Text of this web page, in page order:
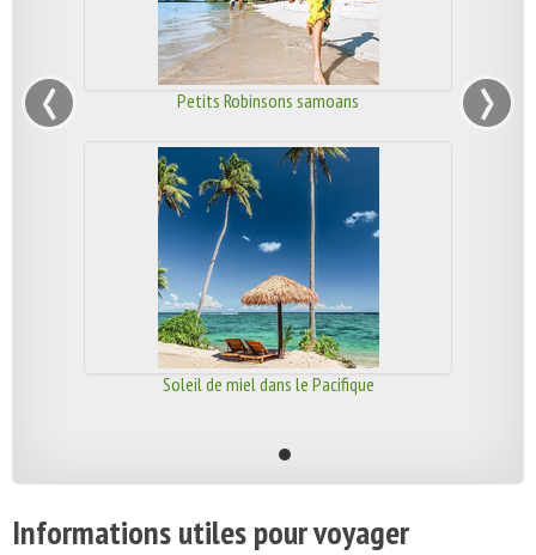
Petits Robinsons samoans
Soleil de miel dans le Pacifique
‹ ›
Informations utiles pour voyager